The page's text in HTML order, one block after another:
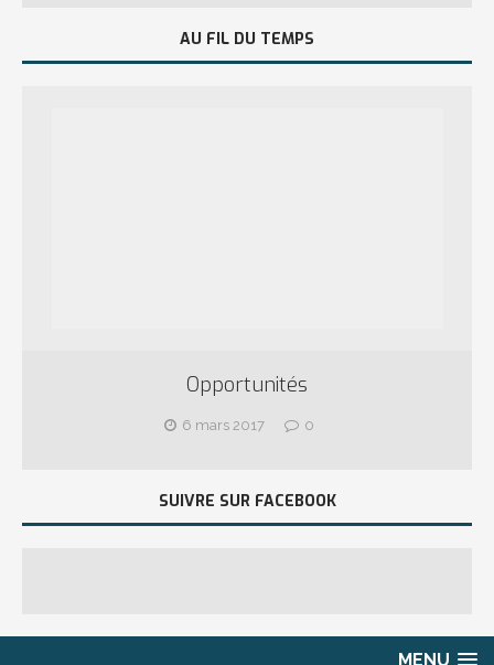
AU FIL DU TEMPS
Opportunités
6 mars 2017 0
SUIVRE SUR FACEBOOK
MENU